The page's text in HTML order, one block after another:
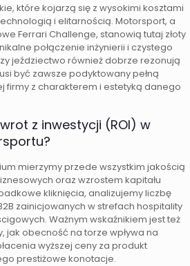
które kojarzą się z wysokimi kosztami
i elitarnością. Motorsport, a
Ferrari Challenge, stanowią tutaj złoty
połączenie inżynierii i czystego
jeździectwo również dobrze rezonują
być zawsze podyktowany pełną
firmy z charakterem i estetyką danego
z inwestycji (ROI) w
mierzymy przede wszystkim jakością
oraz wzrostem kapitału
kliknięcia, analizujemy liczbę
zainicjowanych w strefach hospitality
Ważnym wskaźnikiem jest też
jak obecność na torze wpływa na
wyższej ceny za produkt
prestiżowe konotacje.